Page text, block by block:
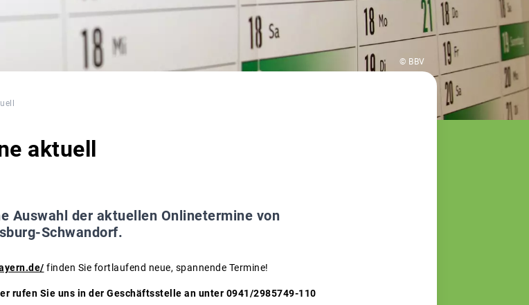
© BBV
aktuell
Auswahl der aktuellen Onlinetermine von
Schwandorf.
finden Sie fortlaufend neue, spannende Termine!
rufen Sie uns in der Geschäftsstelle an unter 0941/2985749-110